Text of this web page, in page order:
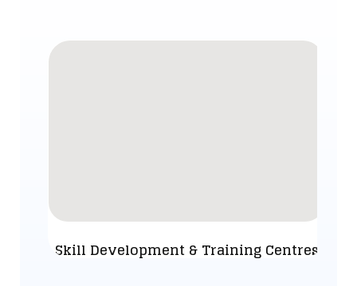
Skill Development & Training Centres